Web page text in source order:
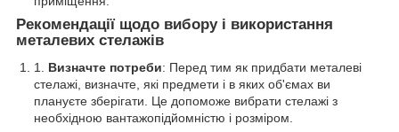
Рекомендації щодо вибору і використання
металевих стелажів
Визначте потреби: Перед тим як придбати металеві
стелажі, визначте, які предмети і в яких об'ємах ви
плануєте зберігати. Це допоможе вибрати стелажі з
необхідною вантажопідйомністю і розміром.